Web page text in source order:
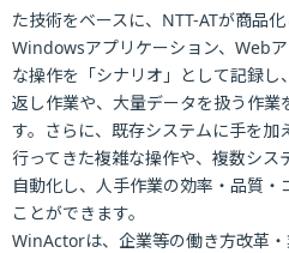
た技術をベースに、NTT-ATが商品化
Windowsアプリケーション、Web
な操作を「シナリオ」として記録し
返し作業や、大量データを扱う作
す。さらに、既存システムに手を加
行ってきた複雑な操作や、複数シス
自動化し、人手作業の効率・品質
ことができます。
WinActorは、企業等の働き方改革